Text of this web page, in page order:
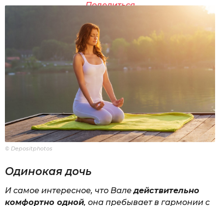
Поделиться
© Depositphotos
Одинокая дочь
И самое интересное, что Валедействительно
комфортно одной, она пребывает в гармонии с